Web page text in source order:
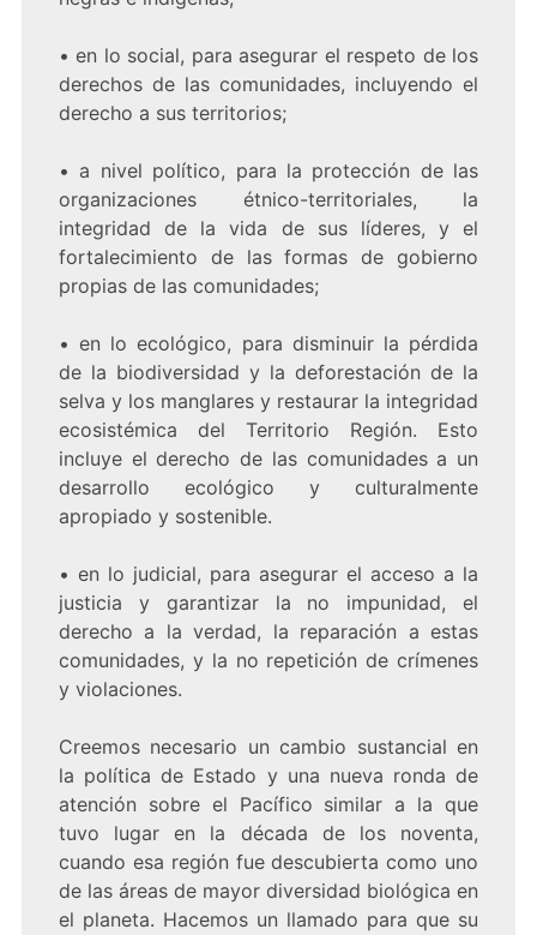
• en lo social, para asegurar el respeto de los
derechos de las comunidades, incluyendo el
derecho a sus territorios;
• a nivel político, para la protección de las
organizaciones étnico-territoriales, la
integridad de la vida de sus líderes, y el
fortalecimiento de las formas de gobierno
propias de las comunidades;
• en lo ecológico, para disminuir la pérdida
de la biodiversidad y la deforestación de la
selva y los manglares y restaurar la integridad
ecosistémica del Territorio Región. Esto
incluye el derecho de las comunidades a un
desarrollo ecológico y culturalmente
apropiado y sostenible.
• en lo judicial, para asegurar el acceso a la
justicia y garantizar la no impunidad, el
derecho a la verdad, la reparación a estas
comunidades, y la no repetición de crímenes
y violaciones.
Creemos necesario un cambio sustancial en
la política de Estado y una nueva ronda de
atención sobre el Pacífico similar a la que
tuvo lugar en la década de los noventa,
cuando esa región fue descubierta como uno
de las áreas de mayor diversidad biológica en
el planeta. Hacemos un llamado para que su